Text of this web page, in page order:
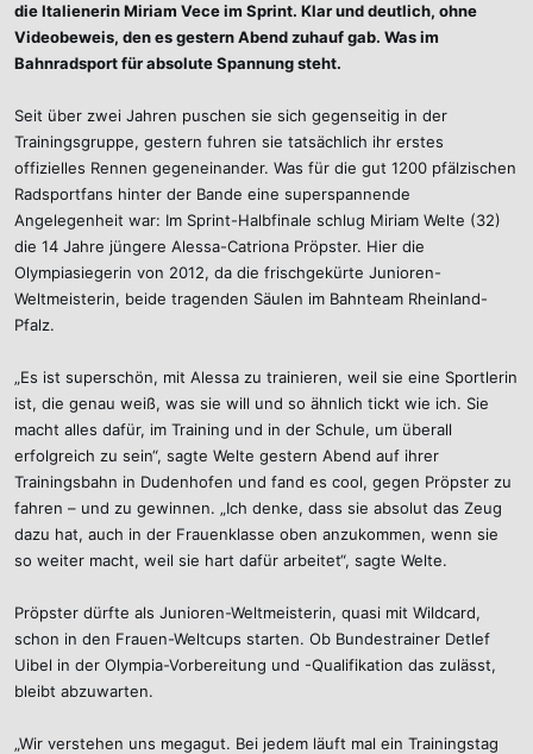
die Italienerin Miriam Vece im Sprint. Klar und deutlich, ohne
Videobeweis, den es gestern Abend zuhauf gab. Was im
Bahnradsport für absolute Spannung steht.
Seit über zwei Jahren puschen sie sich gegenseitig in der
Trainingsgruppe, gestern fuhren sie tatsächlich ihr erstes
offizielles Rennen gegeneinander. Was für die gut 1200 pfälzischen
Radsportfans hinter der Bande eine superspannende
Angelegenheit war: Im Sprint-Halbfinale schlug Miriam Welte (32)
die 14 Jahre jüngere Alessa-Catriona Pröpster. Hier die
Olympiasiegerin von 2012, da die frischgekürte Junioren-
Weltmeisterin, beide tragenden Säulen im Bahnteam Rheinland-
Pfalz.
„Es ist superschön, mit Alessa zu trainieren, weil sie eine Sportlerin
ist, die genau weiß, was sie will und so ähnlich tickt wie ich. Sie
macht alles dafür, im Training und in der Schule, um überall
erfolgreich zu sein“, sagte Welte gestern Abend auf ihrer
Trainingsbahn in Dudenhofen und fand es cool, gegen Pröpster zu
fahren – und zu gewinnen. „Ich denke, dass sie absolut das Zeug
dazu hat, auch in der Frauenklasse oben anzukommen, wenn sie
so weiter macht, weil sie hart dafür arbeitet“, sagte Welte.
Pröpster dürfte als Junioren-Weltmeisterin, quasi mit Wildcard,
schon in den Frauen-Weltcups starten. Ob Bundestrainer Detlef
Uibel in der Olympia-Vorbereitung und -Qualifikation das zulässt,
bleibt abzuwarten.
„Wir verstehen uns megagut. Bei jedem läuft mal ein Trainingstag